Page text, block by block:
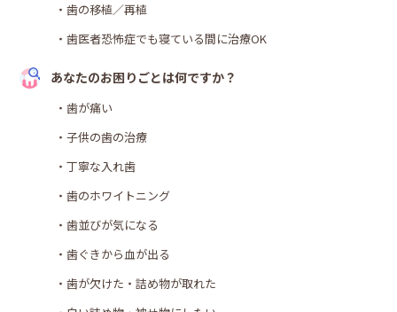
・歯の移植／再植
・歯医者恐怖症でも寝ている間に治療OK
あなたのお困りごとは何ですか？
・歯が痛い
・子供の歯の治療
・丁寧な入れ歯
・歯のホワイトニング
・歯並びが気になる
・歯ぐきから血が出る
・歯が欠けた・詰め物が取れた